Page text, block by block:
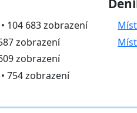
104 683 zobrazení
zobrazení
zobrazení
754 zobrazení